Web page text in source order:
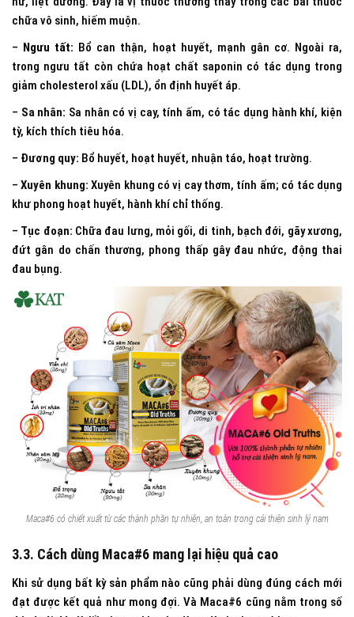
chữa vô sinh, hiếm muộn.
– Ngưu tất: Bổ can thận, hoạt huyết, mạnh gân cơ. Ngoài ra,
trong ngưu tất còn chứa hoạt chất saponin có tác dụng trong
giảm cholesterol xấu (LDL), ổn định huyết áp.
– Sa nhân: Sa nhân có vị cay, tính ấm, có tác dụng hành khí, kiện
tỳ, kích thích tiêu hóa.
– Đương quy: Bổ huyết, hoạt huyết, nhuận táo, hoạt trường.
–Xuyên khung: Xuyên khung có vị cay thơm, tính ấm; có tác dụng
khư phong hoạt huyết, hành khí chỉ thống.
– Tục đoạn: Chữa đau lưng, mỏi gối, di tinh, bạch đới, gãy xương,
đứt gân do chấn thương, phong thấp gây đau nhức, động thai
đau bụng.
Maca#6 có chiết xuất từ các thành phần tự nhiên, an toàn trong cải thiện sinh lý nam
3.3. Cách dùng Maca#6 mang lại hiệu quả cao
Khi sử dụng bất kỳ sản phẩm nào cũng phải dùng đúng cách mới
đạt được kết quả như mong đợi. Và Maca#6 cũng nằm trong số